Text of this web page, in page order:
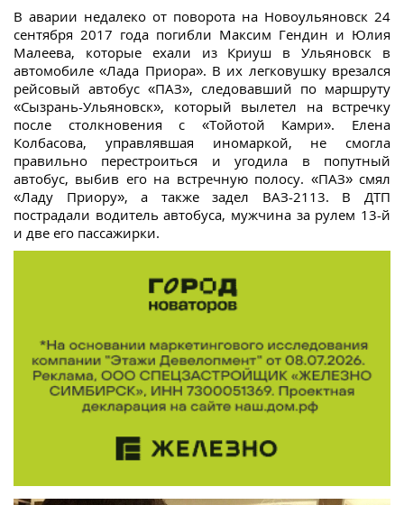
В аварии недалеко от поворота на Новоульяновск 24
сентября 2017 года погибли Максим Гендин и Юлия
Малеева, которые ехали из Криуш в Ульяновск в
автомобиле «Лада Приора». В их легковушку врезался
рейсовый автобус «ПАЗ», следовавший по маршруту
«Сызрань-Ульяновск», который вылетел на встречку
после столкновения с «Тойотой Камри». Елена
Колбасова, управлявшая иномаркой, не смогла
правильно перестроиться и угодила в попутный
автобус, выбив его на встречную полосу. «ПАЗ» смял
«Ладу Приору», а также задел ВАЗ-2113. В ДТП
пострадали водитель автобуса, мужчина за рулем 13-й
и две его пассажирки.